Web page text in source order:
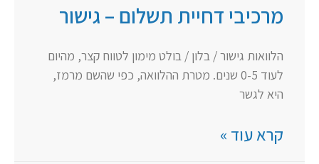
מרכיבי דחיית תשלום – גישור
הלוואות גישור / בלון / בולט מימון לטווח קצר, מהיום
לעוד 0-5 שנים. מטרת ההלוואה, כפי שהשם מרמז,
היא לגשר
קרא עוד »